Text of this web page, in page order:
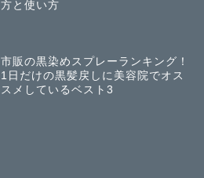
方と使い方
市販の黒染めスプレーランキング！
1日だけの黒髪戻しに美容院でオス
スメしているベスト3